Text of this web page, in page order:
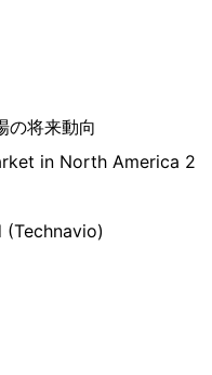
の将来動向
in North America 2